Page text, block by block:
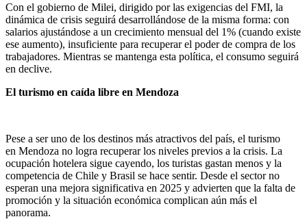
Con el gobierno de Milei, dirigido por las exigencias del FMI, la
dinámica de crisis seguirá desarrollándose de la misma forma: con
salarios ajustándose a un crecimiento mensual del 1% (cuando existe
ese aumento), insuficiente para recuperar el poder de compra de los
trabajadores. Mientras se mantenga esta política, el consumo seguirá
en declive.
El turismo en caída libre en Mendoza
Pese a ser uno de los destinos más atractivos del país, el turismo
en Mendoza no logra recuperar los niveles previos a la crisis. La
ocupación hotelera sigue cayendo, los turistas gastan menos y la
competencia de Chile y Brasil se hace sentir. Desde el sector no
esperan una mejora significativa en 2025 y advierten que la falta de
promoción y la situación económica complican aún más el
panorama.